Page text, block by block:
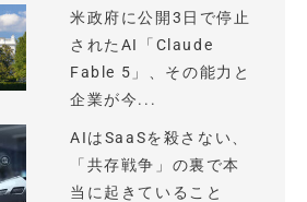
米政府に公開3日で停止
されたAI「Claude
Fable 5」、その能力と
企業が今...
AIはSaaSを殺さない、
「共存戦争」の裏で本
当に起きていること